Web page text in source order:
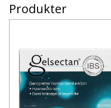
Produkter